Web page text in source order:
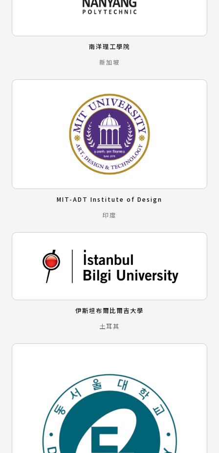
南洋理工學院
新加坡
MIT-ADT Institute of Design
印度
伊斯坦布爾比爾吉大學
土耳其